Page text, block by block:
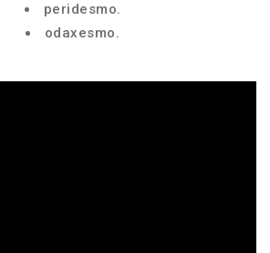
peridesmo.
odaxesmo.